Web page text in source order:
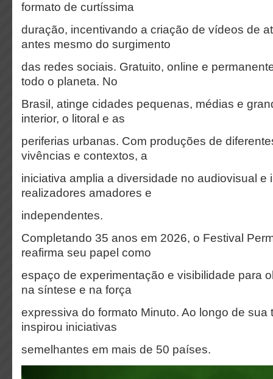
formato de curtíssima
duração, incentivando a criação de vídeos de
antes mesmo do surgimento
das redes sociais. Gratuito, online e
todo o planeta. No
Brasil, atinge cidades pequenas, médias e
interior, o litoral e as
periferias urbanas. Com produções de
vivências e contextos, a
iniciativa amplia a diversidade no audiovisual e
realizadores amadores e
independentes.
Completando 35 anos em 2026, o Festival
reafirma seu papel como
espaço de experimentação e visibilidade para
na síntese e na força
expressiva do formato Minuto. Ao longo de sua
inspirou iniciativas
semelhantes em mais de 50 países.